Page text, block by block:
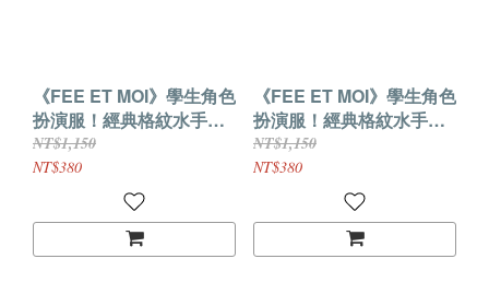
《FEE ET MOI》學生角色
扮演服！經典格紋水手方
領百褶裙四件式套裝 ﹝白
+粉格﹞
NT$1,150
NT$380
《FEE ET MOI》學生角色
扮演服！經典格紋水手方
領百褶裙四件式套裝﹝白
+藍格﹞
NT$1,150
NT$380